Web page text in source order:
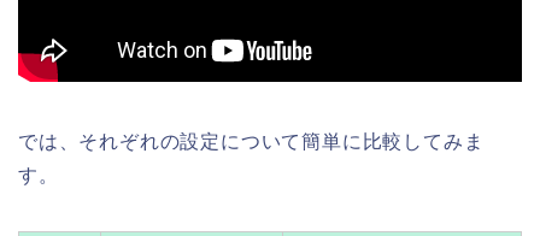
では、それぞれの設定について簡単に比較してみま
す。